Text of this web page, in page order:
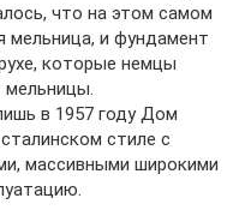
что на этом самом
мельница, и фундамент
которые немцы
мельницы.
в 1957 году Дом
стиле с
массивными широкими